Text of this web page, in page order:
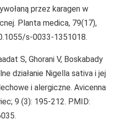
przez karagen w
Planta medica, 79(17),
s-0033-1351018.
S, Ghorani V, Boskabady
działanie Nigella sativa i jej
i alergiczne. Avicenna
9 (3): 195-212. PMID: